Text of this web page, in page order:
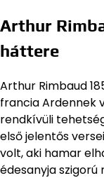
Arthur
háttere
Arthur Rimbaud
francia Ardennek
rendkívüli
első jelentős
volt, aki hamar
édesanyja szigorú